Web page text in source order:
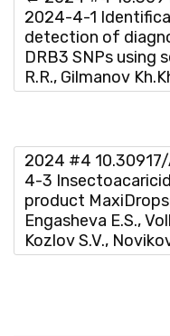
2024-4-1
detection of
DRB3 SNPs using
R.R., Gilmanov
2024 #4
4-3
product
Engasheva E.S.,
Kozlov S.V.,